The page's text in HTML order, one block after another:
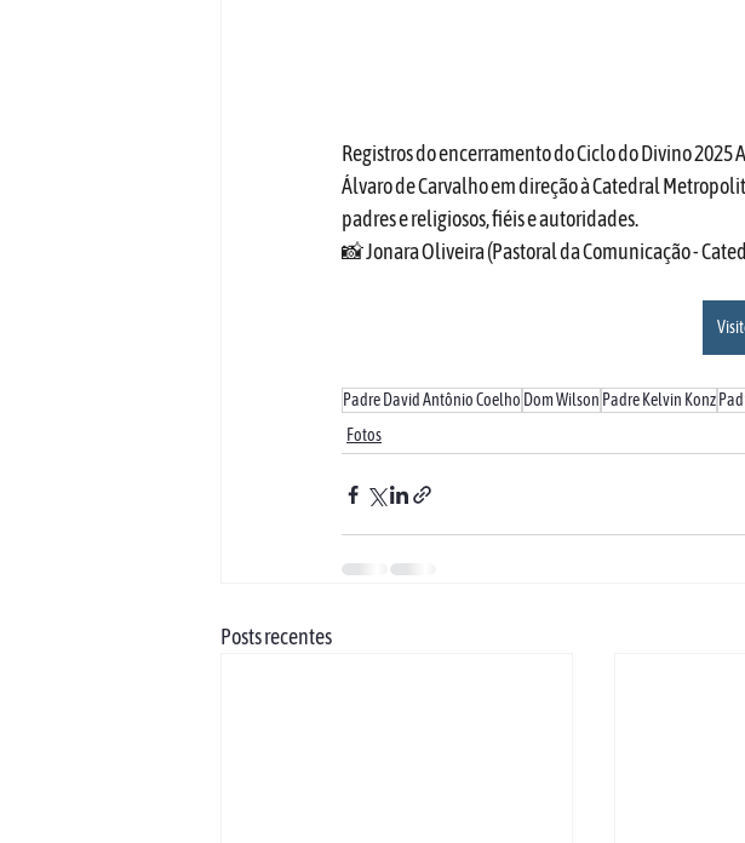
Registros do encerramento do Ciclo do Divino
Álvaro de Carvalho em direção à Catedral
padres e religiosos, fiéis e autoridades.
📸 Jonara Oliveira (Pastoral da Comunicação -
Padre David Antônio Coelho Dom Wilson Padre Kelvin Konz
Fotos
Posts recentes